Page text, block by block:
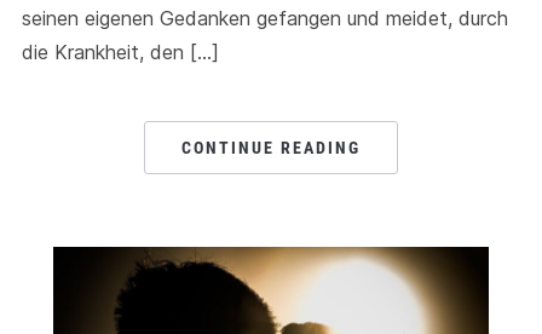
seinen eigenen Gedanken gefangen und meidet, durch
die Krankheit, den […]
CONTINUE READING